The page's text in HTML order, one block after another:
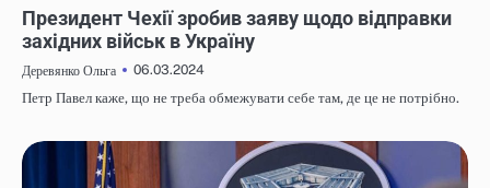
Президент Чехії зробив заяву щодо відправки
західних військ в Україну
Деревянко Ольга
06.03.2024
Петр Павел каже, що не треба обмежувати себе там, де це не потрібно.